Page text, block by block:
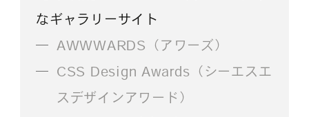
なギャラリーサイト
AWWWARDS（アワーズ）
CSS Design Awards（シーエスエ
スデザインアワード）